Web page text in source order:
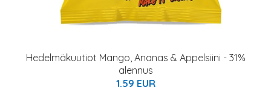
Hedelmäkuutiot Mango, Ananas & Appelsiini - 31%
alennus
1.59 EUR